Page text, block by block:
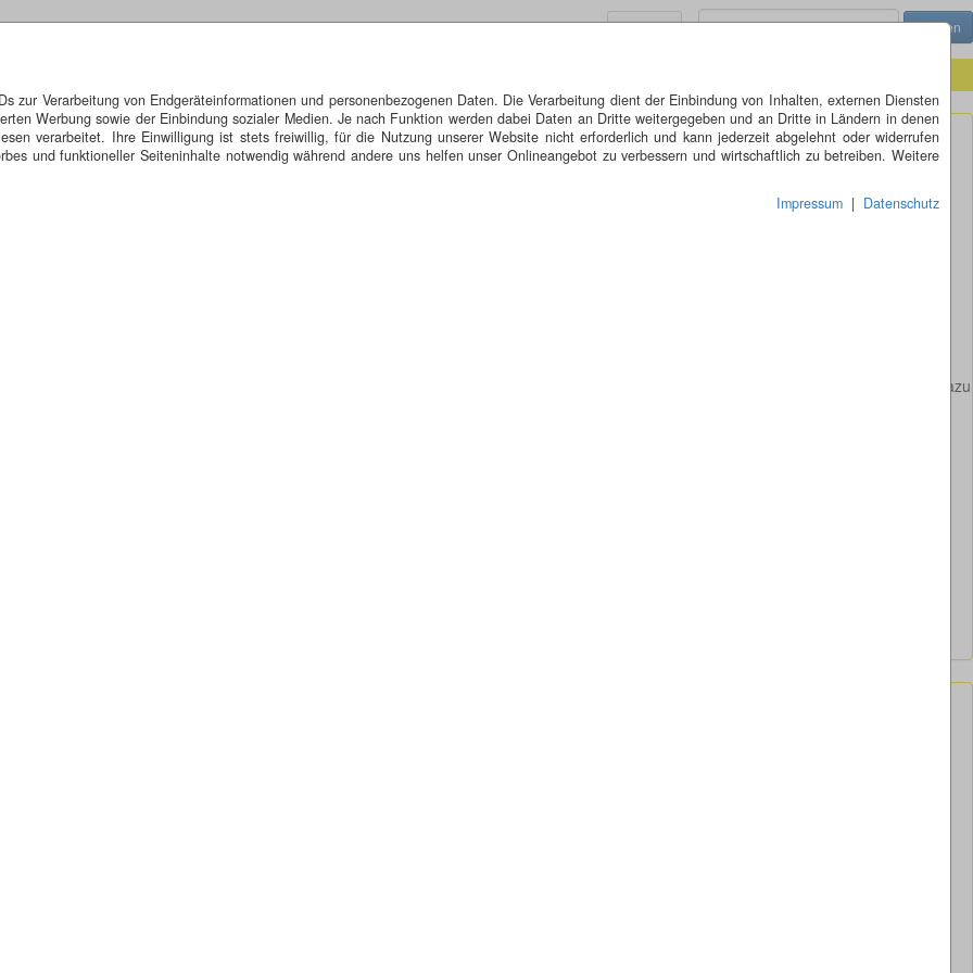
zur Verarbeitung von Endgeräteinformationen und personenbezogenen Daten. Die Verarbeitung dient der Einbindung von Inhalten, externen Diensten
Werbung sowie der Einbindung sozialer Medien. Je nach Funktion werden dabei Daten an Dritte weitergegeben und an Dritte in Ländern in denen
verarbeitet. Ihre Einwilligung ist stets freiwillig, für die Nutzung unserer Website nicht erforderlich und kann jederzeit abgelehnt oder widerrufen
und funktioneller Seiteninhalte notwendig während andere uns helfen unser Onlineangebot zu verbessern und wirtschaftlich zu betreiben. Weitere
Impressum | Datenschutz
Menü
Hobel wie man ihn aus der Holzverarbeitung kennt. Auffällig ist die blaue Farbe die ihn als Skulptur auszeichnet. Der Hintergrund dazu
Holzverarbeiter war. Verwirklicht wurde das Projekt durch die freundliche Unterstützung der Firma „Gwinner" sowie der
und den Bau des Hobels.